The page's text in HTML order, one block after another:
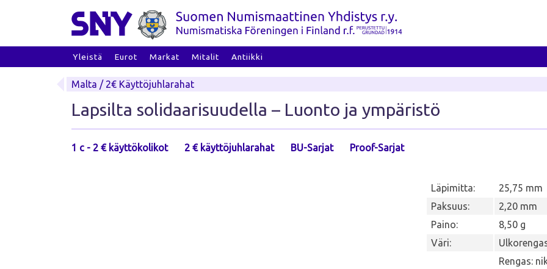
Yleistä Eurot Markat Mitalit Antiikki
Malta / 2€ Käyttöjuhlarahat
Lapsilta solidaarisuudella – Luonto ja ympäristö
1 c - 2 € käyttökolikot 2 € käyttöjuhlarahat BU-Sarjat Proof-Sarjat
Läpimitta:
25,75 mm
Paksuus:
2,20 mm
Paino:
8,50 g
Väri:
Rengas: